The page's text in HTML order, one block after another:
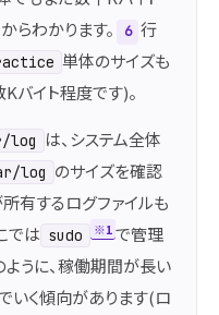
らわかります。
6 行
単体のサイズも
バイト程度です)。
log
は、システム全体
log のサイズを確認
有するログファイルも
では sudo ※1で管理
うに、稼働期間が長い
いく傾向があります(ロ